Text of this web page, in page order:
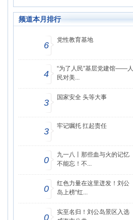
频道本月排行
6
党性教育基地
4
“为了人民”基层党建馆——人
民对美...
3
国家安全 头等大事
3
牢记嘱托 扛起责任
0
九一八丨那些血与火的记忆
不能忘！不...
0
红色力量在这里迸发！刘公
岛上榜“红...
0
实至名归！刘公岛景区入选